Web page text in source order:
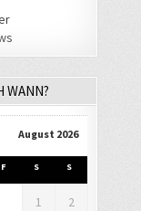
WANN?
August 2026
F S S
1 2